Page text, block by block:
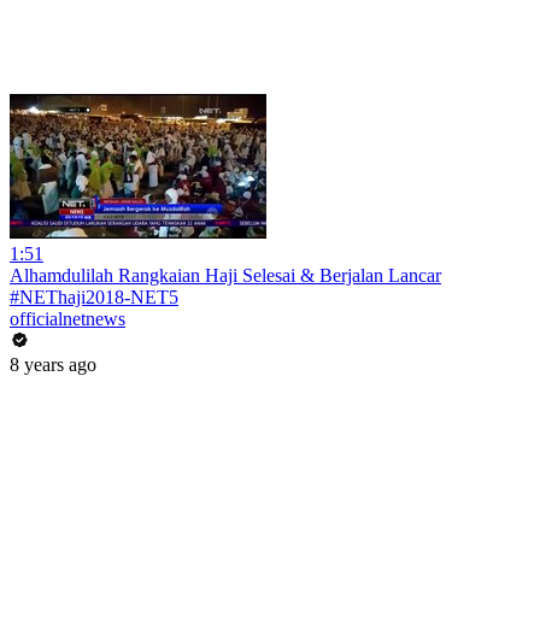
1:51
Alhamdulilah Rangkaian Haji Selesai & Berjalan Lancar
#NEThaji2018-NET5
officialnetnews
8 years ago